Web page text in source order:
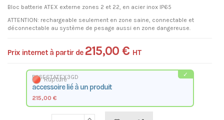
Bloc batterie ATEX externe zones 2 et 22, en acier inox IP65
ATTENTION: rechargeable seulement en zone saine, connectable et
déconnectable au système de pesage aussi en zone dangereuse.
Prix internet à partir de 215,00 € HT
BP6ESTATEX3GD
accessoire lié à un produit
215,00 €
Rupture